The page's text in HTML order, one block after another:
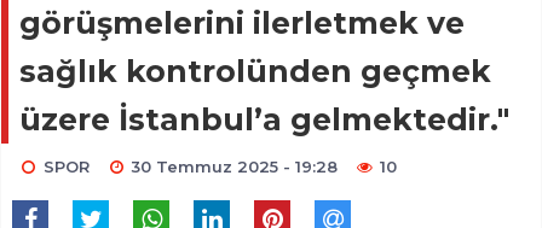
görüşmelerini ilerletmek ve
sağlık kontrolünden geçmek
üzere İstanbul’a gelmektedir."
SPOR 30 Temmuz 2025 - 19:28 10